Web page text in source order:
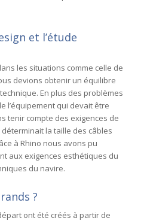
et l’étude
les situations comme celle de
devions obtenir un équilibre
En plus des problèmes
l’équipement qui devait être
tenir compte des exigences de
déterminait la taille des câbles
à Rhino nous avons pu
aux exigences esthétiques du
du navire.
?
ont été créés à partir de